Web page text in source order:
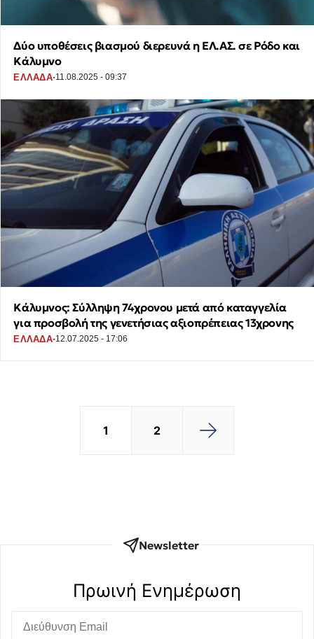
Δύο υποθέσεις βιασμού διερευνά η ΕΛ.ΑΣ. σε Ρόδο και
Κάλυμνο
ΕΛΛΑΔΑ·11.08.2025 - 09:37
Κάλυμνος: Σύλληψη 74χρονου μετά από καταγγελία
για προσβολή της γενετήσιας αξιοπρέπειας 13χρονης
ΕΛΛΑΔΑ·12.07.2025 - 17:06
1 2
Newsletter
Πρωινή Eνημέρωση